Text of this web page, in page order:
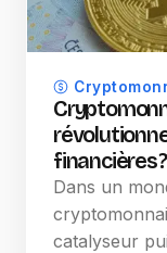
financières ?
Dans un
catalyseur